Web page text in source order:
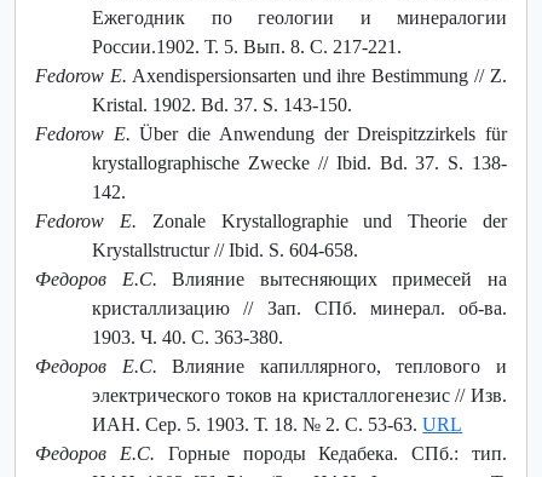
Ежегодник по геологии и минералогии
России.1902. Т. 5. Вып. 8. С. 217-221.
Fedorow E. Axendispersionsarten und ihre Bestimmung // Z.
Kristal. 1902. Bd. 37. S. 143-150.
Fedorow E. Über die Anwendung der Dreispitzzirkels für
krystallographische Zwecke // Ibid. Bd. 37. S. 138-
142.
Fedorow E. Zonale Krystallographie und Theorie der
Krystallstructur // Ibid. S. 604-658.
Федоров Е.С. Влияние вытесняющих примесей на
кристаллизацию // Зап. СПб. минерал. об-ва.
1903. Ч. 40. С. 363-380.
Федоров Е.С. Влияние капиллярного, теплового и
электрического токов на кристаллогенезис // Изв.
ИАН. Сер. 5. 1903. Т. 18. № 2. С. 53-63.URL
Федоров Е.С. Горные породы Кедабека. СПб.: тип.